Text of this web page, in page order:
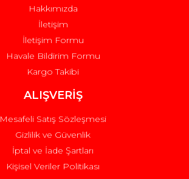
Gönder
Hakkımızda
İletişim
İletişim Formu
Havale Bildirim Formu
Kargo Takibi
ALIŞVERİŞ
Mesafeli Satış Sözleşmesi
Gizlilik ve Güvenlik
İptal ve İade Şartları
Kişisel Veriler Politikası